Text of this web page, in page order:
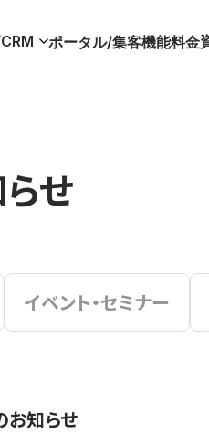
ポータル/集客機能料金
せ
イベント・セミナー
知らせ